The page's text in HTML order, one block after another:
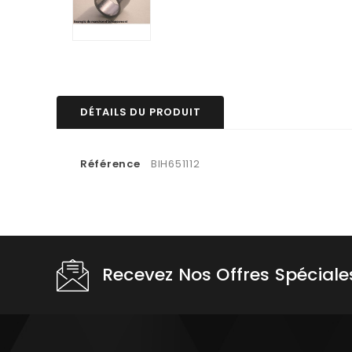
DÉTAILS DU PRODUIT
Référence BIH651112
Recevez Nos Offres